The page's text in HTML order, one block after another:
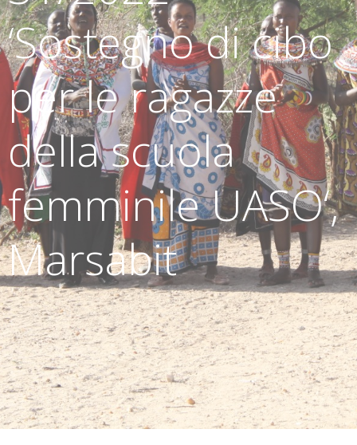
‘Sostegno di cibo
per le ragazze
della scuola
femminile UASO‘,
Marsabit